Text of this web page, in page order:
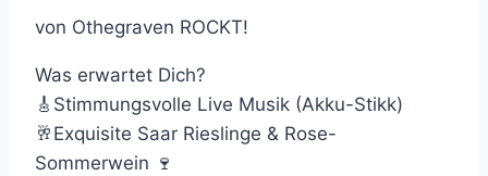
von Othegraven ROCKT!
Was erwartet Dich?
🎸Stimmungsvolle Live Musik (Akku-Stikk)
🥂Exquisite Saar Rieslinge & Rose-
Sommerwein 🍷